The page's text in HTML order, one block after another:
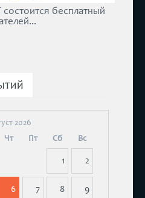
бесплатный
2026
Чт Пт Сб Вс
1 2
6 7 8 9